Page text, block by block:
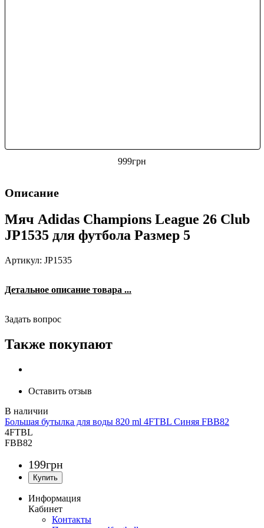
999грн
Описание
Мяч Adidas Champions League 26 Club
JP1535 для футбола Размер 5
Артикул: JP1535
Детальное описание товара ...
Задать вопрос
Также покупают
Оставить отзыв
Большая бутылка для воды 820 ml 4FTBL Синяя FBB82
4FTBL
FBB82
199грн
Информация
Кабинет
Контакты